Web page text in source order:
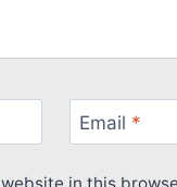
Email *